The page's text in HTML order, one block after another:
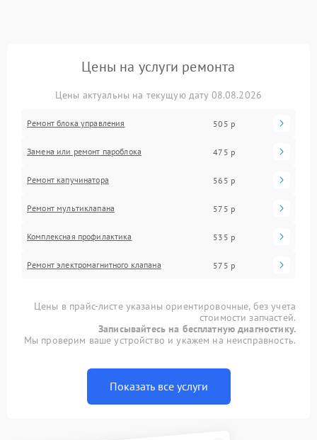
Цены на услуги ремонта
Цены актуальны на текущую дату 08.08.2026
Ремонт блока управления 505 р
Замена или ремонт пароблока 475 р
Ремонт капучинатора 565 р
Ремонт мультиклапана 575 р
Комплексная профилактика 535 р
Ремонт электромагнитного клапана 575 р
Цены в прайс-листе указаны ориентировочные, без учета
стоимости запчастей.
Записывайтесь на бесплатную диагностику.
Мы проверим ваше устройство и укажем на неисправность.
Показать все услуги